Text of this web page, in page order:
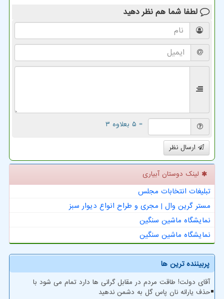
لطفا شما هم نظر دهید
= ۵ بعلاوه ۳
ارسال نظر
لینک دوستان آبیاری
تبلیغات انتخابات مجلس
مستر گرین وال | مجری و طراح انواع دیوار سبز
نمایشگاه ماشین سنگین
نمایشگاه ماشین سنگین
پربیننده ترین ها
آقای دولت! طاقت مردم در مقابل گرانی ها دارد تمام می شود با
حذف یارانه نان پاس گل به دشمن ندهید